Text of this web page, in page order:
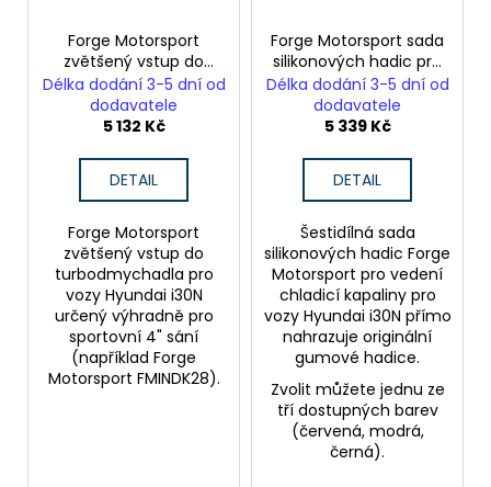
Forge Motorsport
zvětšený vstup do
turba pro Hyundai i30N
před faceliftem
Délka dodání 3-5 dní od
dodavatele
5 132 Kč
DETAIL
Forge Motorsport
zvětšený vstup do
turbodmychadla pro
vozy Hyundai i30N
určený výhradně pro
sportovní 4" sání
(například Forge
Motorsport FMINDK28).
Forge Motorsport sada
silikonových hadic pro
vedení chladicí
kapaliny pro Hyundai
i30N
Délka dodání 3-5 dní od
dodavatele
5 339 Kč
DETAIL
Šestidílná sada
silikonových hadic Forge
Motorsport pro vedení
chladicí kapaliny pro
vozy Hyundai i30N přímo
nahrazuje originální
gumové hadice.
Zvolit můžete jednu ze
tří dostupných barev
(červená, modrá,
černá).